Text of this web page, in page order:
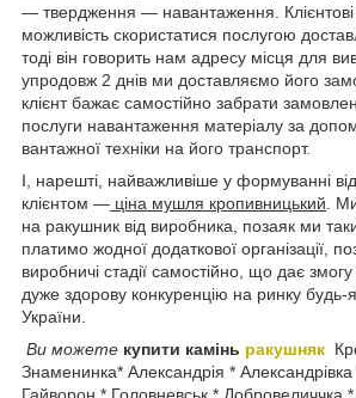
— твердження — навантаження. Клієнтові
можливість скористатися послугою
тоді він говорить нам адресу місця для
упродовж 2 днів ми доставляємо його
клієнт бажає самостійно забрати
послуги навантаження матеріалу за
вантажної техніки на його транспорт.
І, нарешті, найважливіше у формуванні
клієнтом — ціна мушля кропивницький .
на ракушник від виробника, позаяк ми
платимо жодної додаткової організації,
виробничі стадії самостійно, що дає
дуже здорову конкуренцію на ринку будь-
України.
Ви можете купити камінь ракушняк
Знаменинка* Александрія *
Гайворон * Головневськ * Добровеличчка